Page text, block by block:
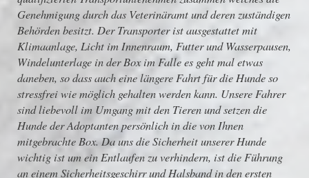
Genehmigung durch das Veterinäramt und deren zuständigen
Behörden besitzt. Der Transporter ist ausgestattet mit
Klimaanlage, Licht im Innenraum, Futter und Wasserpausen,
Windelunterlage in der Box im Falle es geht mal etwas
daneben, so dass auch eine längere Fahrt für die Hunde so
stressfrei wie möglich gehalten werden kann. Unsere Fahrer
sind liebevoll im Umgang mit den Tieren und setzen die
Hunde der Adoptanten persönlich in die von Ihnen
mitgebrachte Box. Da uns die Sicherheit unserer Hunde
wichtig ist um ein Entlaufen zu verhindern, ist die Führung
an einem Sicherheitsgeschirr und Halsband in den ersten